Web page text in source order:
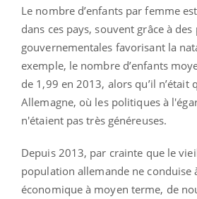
Le nombre d’enfants par femme
dans ces pays, souvent grâce à
gouvernementales favorisant la
exemple, le nombre d’enfants
de 1,99 en 2013, alors qu’il n’était
Allemagne, où les politiques à
n'étaient pas très généreuses.
Depuis 2013, par crainte que le
population allemande ne conduise
économique à moyen terme, de